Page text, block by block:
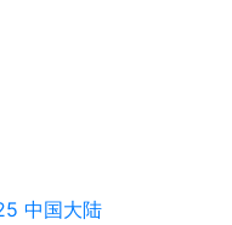
中国大陆